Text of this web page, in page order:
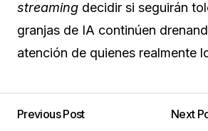
streaming decidir si seguirán
granjas de IA continúen
atención de quienes realmente
Previous Post
Next